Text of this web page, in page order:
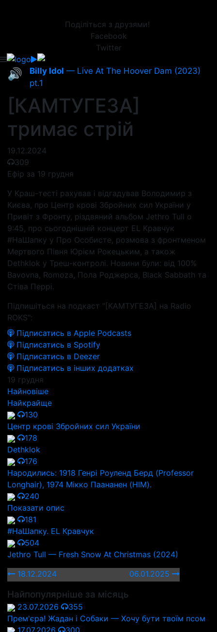
Поділіться з друзями!
Facebook
Twitter
🔊 Billy Idol — Live At The Hoover Dam (2023)
pt.1
[КАМТУГЕЗА]
тримає стрій
19.12.2024
309
Ефір за 19 грудня
У Краш-тесті рахував і відгадував Володимир з
Києва, про Центр крові Збройних сил України у
Привіт з Фронту, різдвяний альбом Jethro Tull о
9:45, про сьогоднішній концерт EL Кравчук
#НаШапку у Про Особисте, розмова з фронтменом
Мертвого Півня Юрієм Рокецьким, а також
Dethklok у Треш-контролі. Новини були: від 100%
Bavovna, Romoza, Пола Роджерса, Black Sabbath та
Стіва Перрі.
Підпишіться на подкаст "[КАМТУГЕЗА] на Radio
ROKS":
Підписатись в Apple Podcasts
Підписатись в Spotify
Підписатись в Deezer
Підписатись в інших додатках
19 грудня
Найновіше
Найкрайще
130
Центр крові Збройних сил України
178
Dethklok
176
Народились: 1918 Генрі Роуленд Берд (Professor
Longhair), 1974 Мікко Паананен (HIM).
240
Показати опис
181
#НаШапку. EL Кравчук
504
Jethro Tull — Fresh Snow At Christmas (2024)
18.12.2024
06.01.2025
Найпопулярніше за місяць
23.07.2026
355
Прем'єра! Жадан і Собаки — Хочу бути твоїм псом
17.07.2026
300